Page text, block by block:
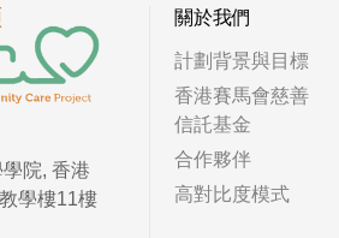
院, 香港
學樓11樓
關於我們
計劃背景與目標
香港賽馬會慈善
信託基金
合作夥伴
高對比度模式